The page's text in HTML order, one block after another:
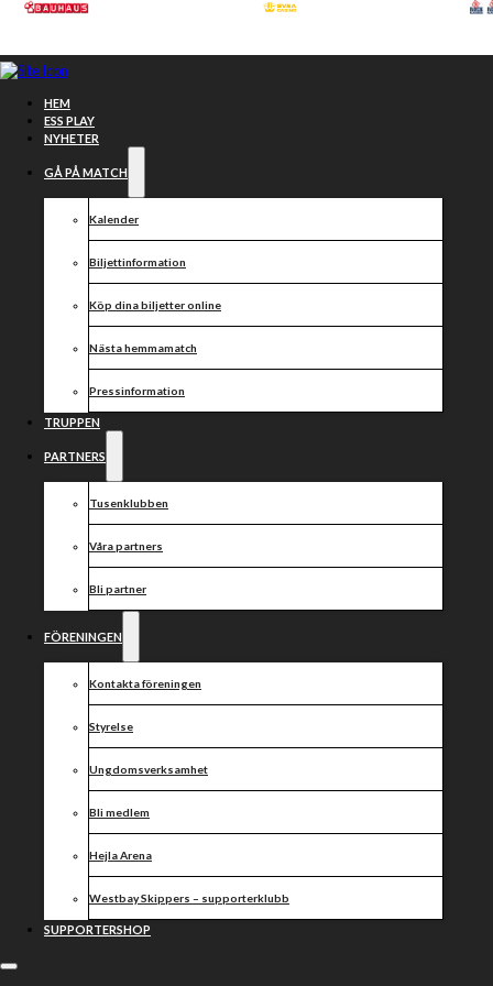
Hoppa till huvudinnehåll
HEM
ESS PLAY
NYHETER
GÅ PÅ MATCH
Kalender
Biljettinformation
Köp dina biljetter online
Nästa hemmamatch
Pressinformation
TRUPPEN
PARTNERS
Tusenklubben
Våra partners
Bli partner
FÖRENINGEN
Kontakta föreningen
Styrelse
Ungdomsverksamhet
Bli medlem
Hejla Arena
Westbay Skippers – supporterklubb
SUPPORTERSHOP
Jason Doyle
lämnar
Västervik
Speedway –
Rohan
Tungate
ersätter
Västervik Speedway till följd av de polska reglerna, som
Doyle har under en längre tid haft en ambition att